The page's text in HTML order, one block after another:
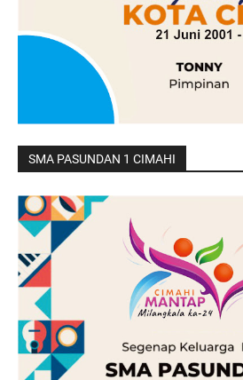
SMA PASUNDAN 1 CIMAHI